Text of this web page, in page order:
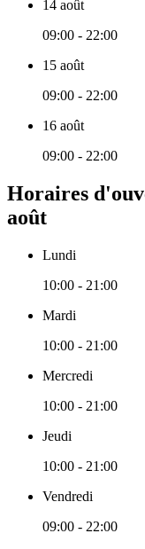
14 août
09:00 - 22:00
15 août
09:00 - 22:00
16 août
09:00 - 22:00
Horaires
août
Lundi
10:00 - 21:00
Mardi
10:00 - 21:00
Mercredi
10:00 - 21:00
Jeudi
10:00 - 21:00
Vendredi
09:00 - 22:00